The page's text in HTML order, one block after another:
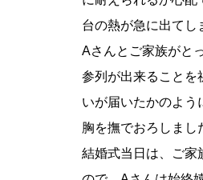
台の熱が急に出てし
Aさんとご家族がと
参列が出来ることを
いが届いたかのよう
胸を撫でおろしまし
結婚式当日は、ご家